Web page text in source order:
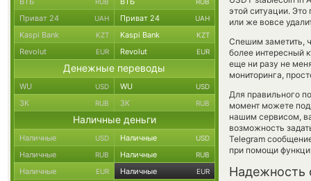
этой ситуации.
или же вовсе
Спешим заметить,
более интересный
еще ни разу не
мониторинга,
Для правильного
момент можете
нашим сервисом,
возможность
Telegram
при помощи
Надежность
Приват 24 UAH Приват 24 UAH
Kaspi Bank KZT Kaspi Bank KZT
Revolut EUR Revolut EUR
Денежные переводы
WU USD WU USD
ЗК RUB ЗК RUB
Наличные деньги
Наличные USD Наличные USD
Наличные RUB Наличные RUB
Наличные EUR Наличные EUR